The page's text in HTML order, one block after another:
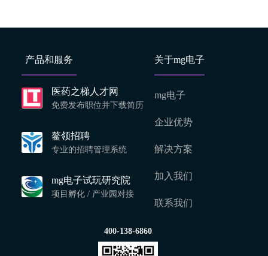
产品和服务
医药之梯人才网
免费发布职位并下载简历
鳌领招聘
专业的招聘管理系统
mg电子试玩研究院
项目孵化 / 产业园对接
关于mg电子
mg电子
企业优势
解决方案
加入我们
联系我们
400-138-6860